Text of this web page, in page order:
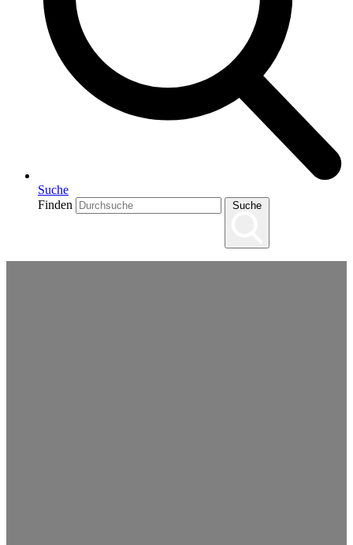
Suche
Finden
Suche